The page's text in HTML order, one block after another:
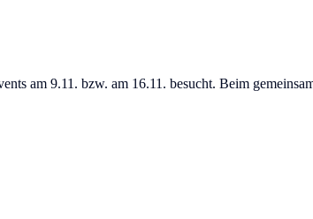
am 9.11. bzw. am 16.11. besucht. Beim